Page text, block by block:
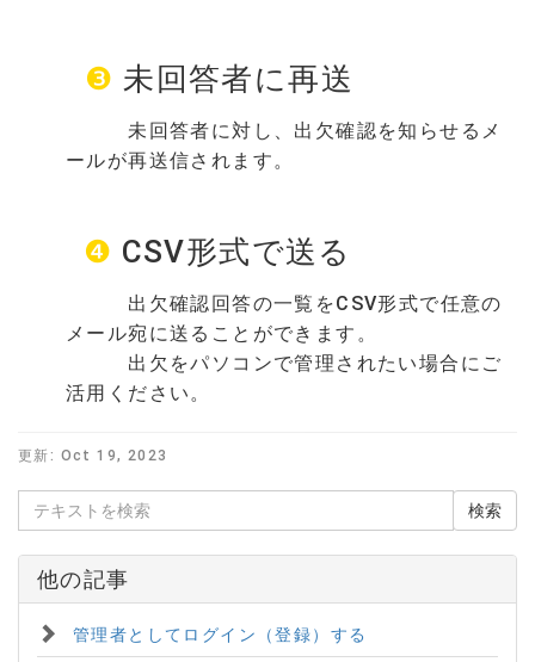
❸ 未回答者に再送
未回答者に対し、出欠確認を知らせるメ
ールが再送信されます。
❹ CSV形式で送る
出欠確認回答の一覧をCSV形式で任意の
メール宛に送ることができます。
出欠をパソコンで管理されたい場合にご
活用ください。
更新: Oct 19, 2023
他の記事
管理者としてログイン（登録）する